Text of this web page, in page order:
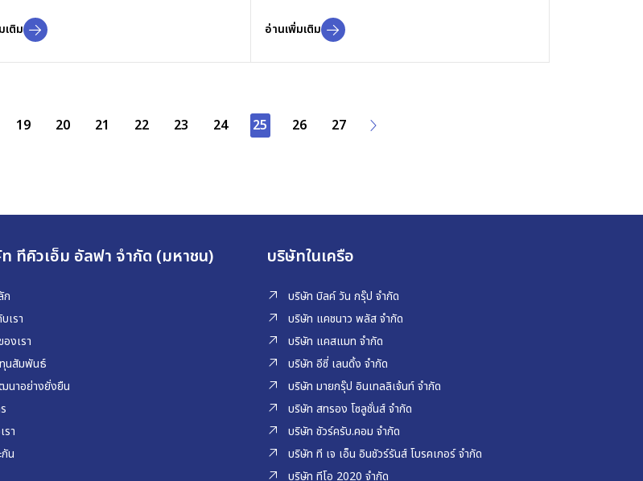
เติม อ่านเพิ่มเติม
19 20 21 22 23 24 25 26 27
ทีคิวเอ็ม อัลฟา จำกัด (มหาชน)
ก
เรา
งเรา
นสัมพันธ์
นาอย่างยั่งยืน
า
น
บริษัทในเครือ
บริษัท บิลค์ วัน กรุ๊ป จำกัด
บริษัท แคชนาว พลัส จำกัด
บริษัท แคสแมท จำกัด
บริษัท อีซี่ เลนดิ้ง จำกัด
บริษัท มายกรุ๊ป อินเทลลิเจ้นท์ จำกัด
บริษัท สทรอง โซลูชั่นส์ จำกัด
บริษัท ชัวร์ครับ.คอม จำกัด
บริษัท ที เจ เอ็น อินชัวร์รันส์ โบรคเกอร์ จำกัด
บริษัท ทีโอ 2020 จำกัด